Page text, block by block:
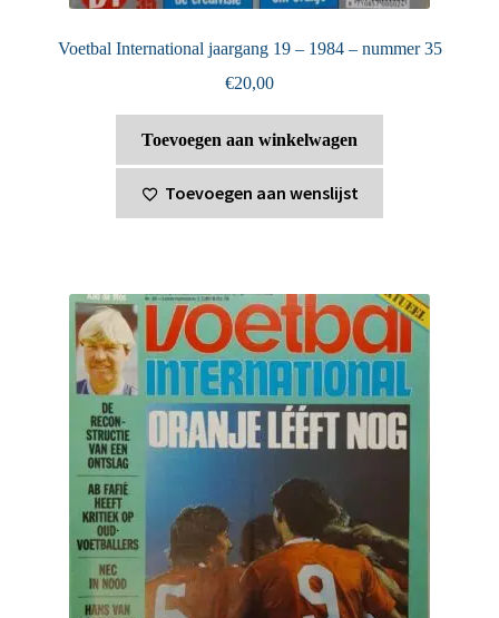
Voetbal International jaargang 19 – 1984 – nummer 35
€20,00
Toevoegen aan winkelwagen
Toevoegen aan wenslijst